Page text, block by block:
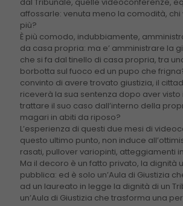
affossarle: venuta meno la comodità, chi
più?
È più comodo, indubbiamente,
da casa propria: ma e’ amministrare la
che si fa dal tinello di casa propria, tra
borbotta sul fuoco ed un pupo che
convinto di avere trovato giustizia, il
riceverà la sua sentenza dopo aver visto
trattare il suo caso dall’interno della
magari in abiti da riposo?
L’esperienza di questi due mesi di
questo ultimo punto, non induce
rasati, pullover variopinti, atteggiamenti
Ma il decoro è un fatto privato, la dignità
pubblica: ed è solo un’Aula di Giustizia
ad un laureato in legge la dignità di un
un’Aula di Giustizia che trasforma una